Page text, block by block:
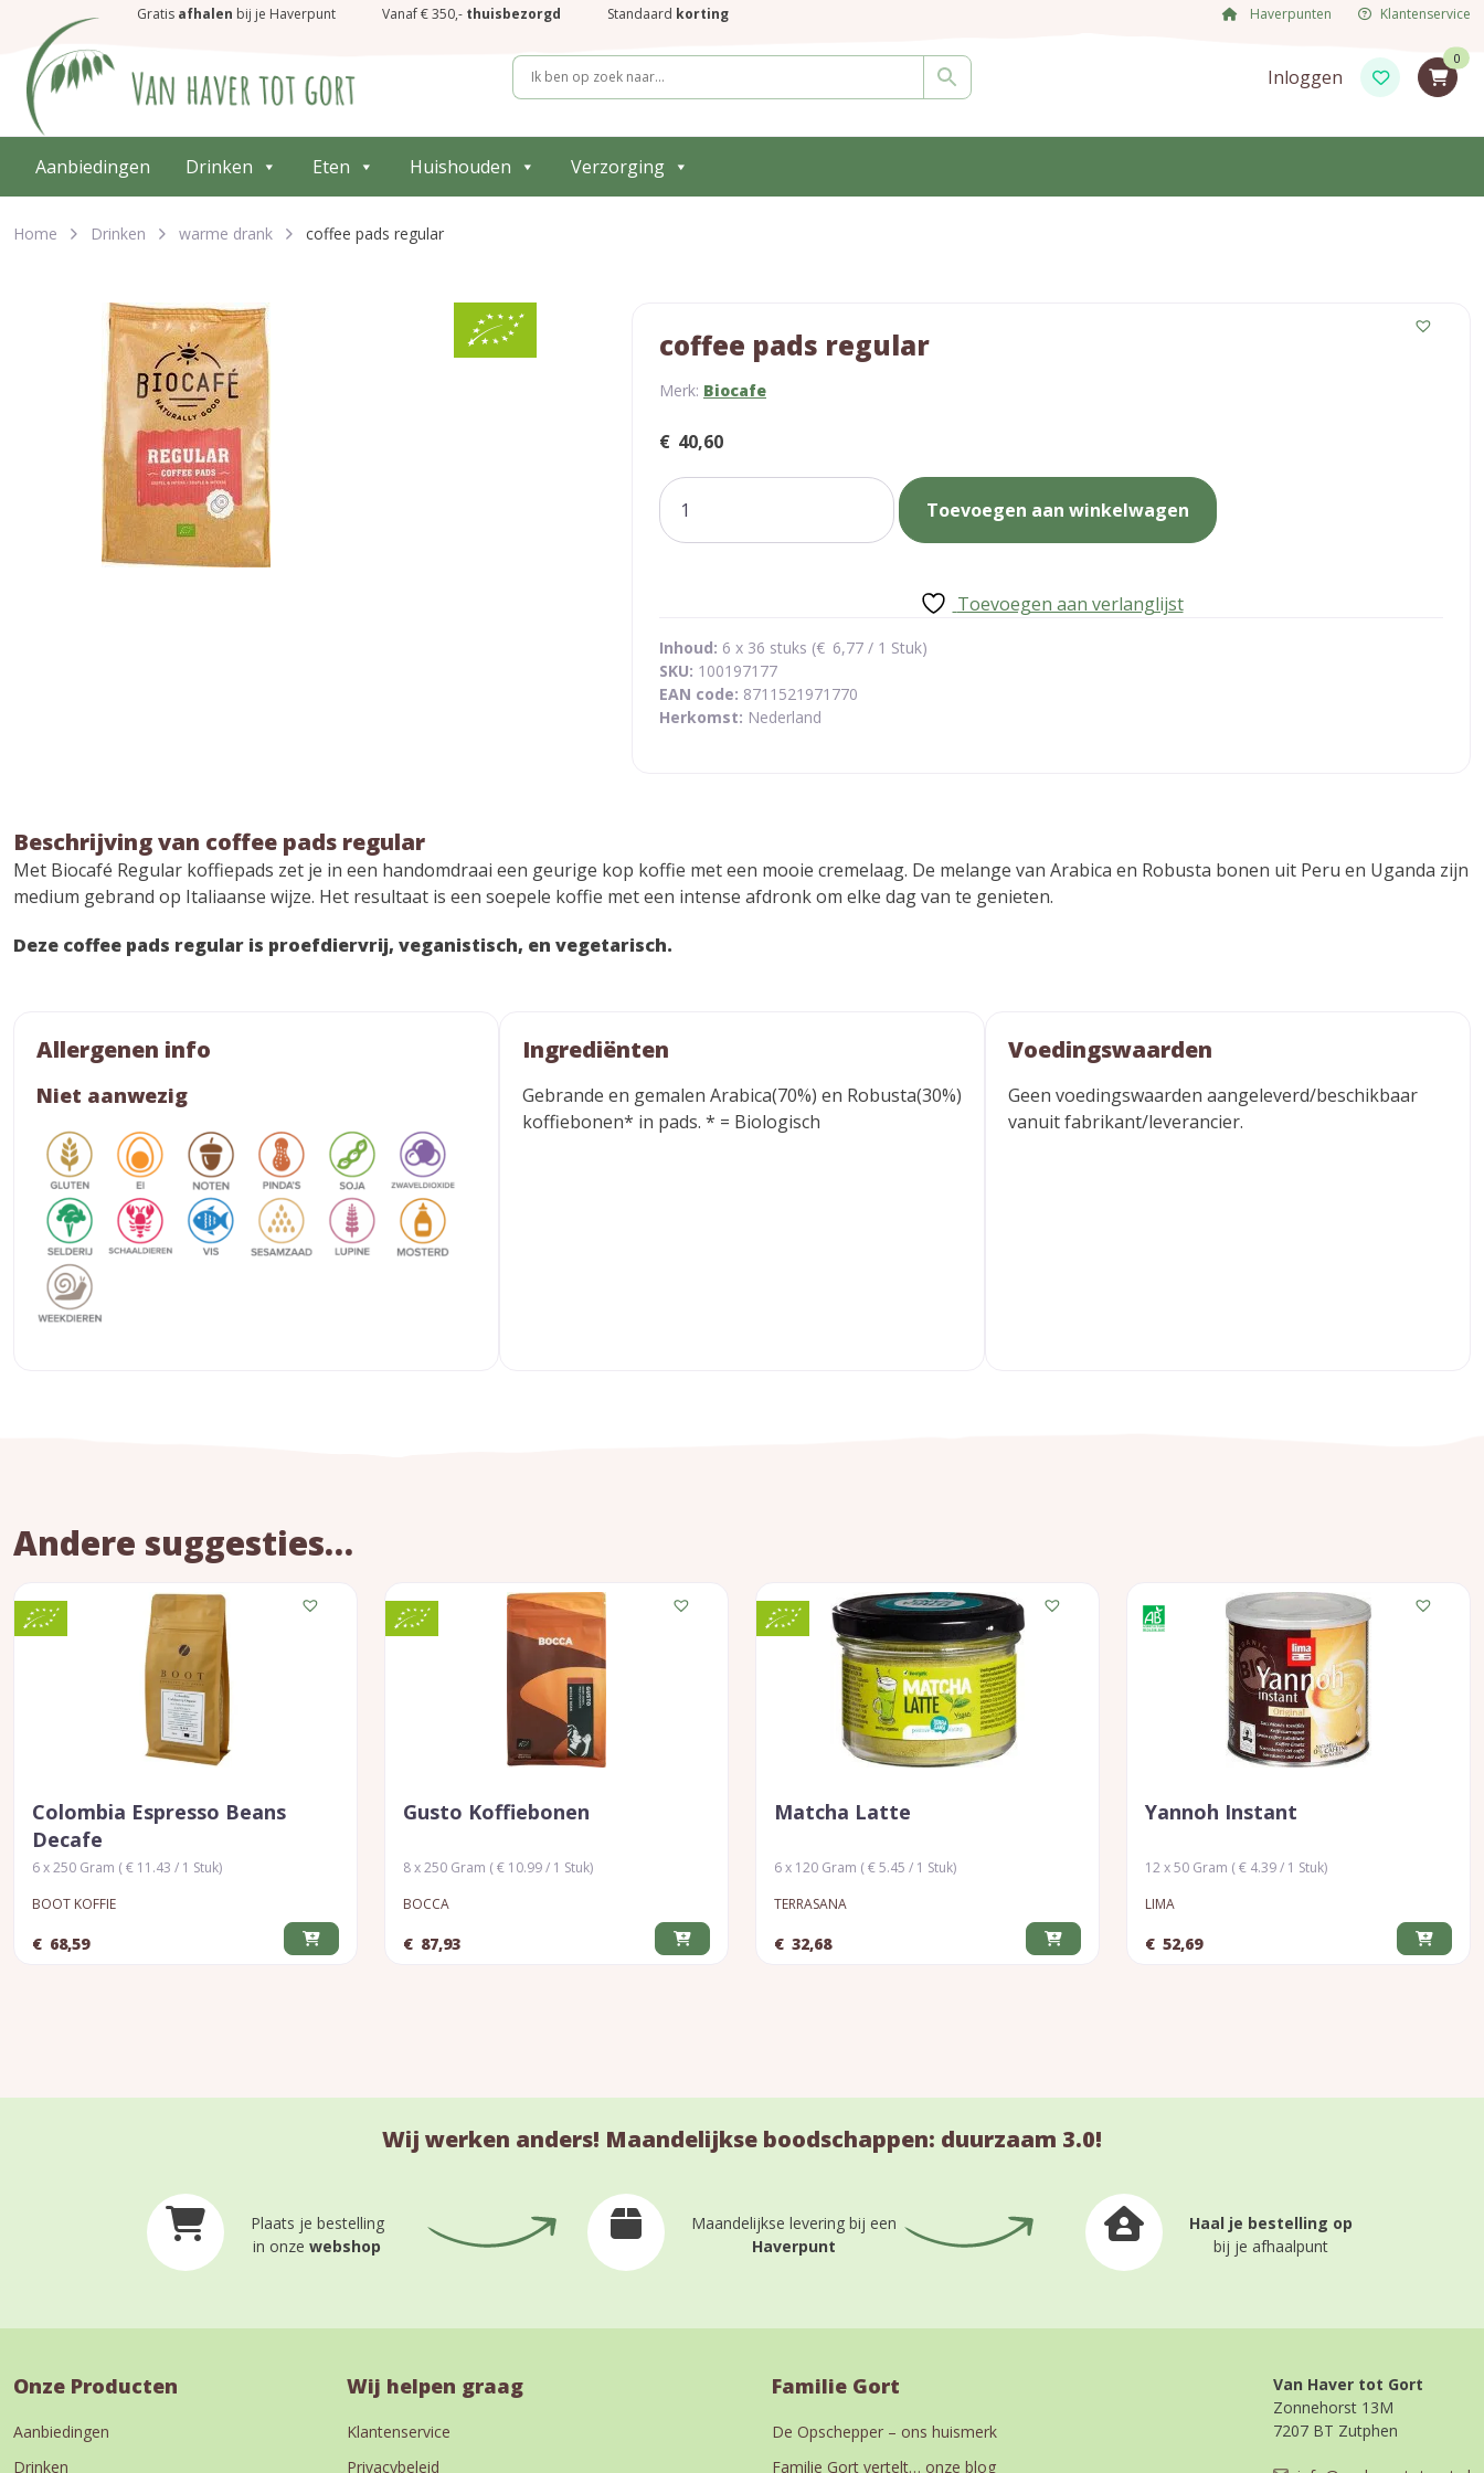
Gratis afhalen bij je Haverpunt Vanaf € 350,- thuisbezorgd Standaard korting Haverpunten Klantenservice
Inloggen
0
Aanbiedingen Drinken Eten Huishouden Verzorging
Home Drinken warme drank coffee pads regular
coffee pads regular
Merk: Biocafe
€ 40,60
coffee
pads
regular
Toevoegen aan winkelwagen
Toevoegen aan verlanglijst
Inhoud: 6 x 36 stuks (€ 6,77 / 1 Stuk)
SKU: 100197177
EAN code: 8711521971770
Herkomst: Nederland
Beschrijving van coffee pads regular
Met Biocafé Regular koffiepads zet je in een handomdraai een geurige kop koffie met een mooie cremelaag. De melange van Arabica en Robusta bonen uit Peru en Uganda zijn
medium gebrand op Italiaanse wijze. Het resultaat is een soepele koffie met een intense afdronk om elke dag van te genieten.
Deze coffee pads regular is proefdiervrij, veganistisch, en vegetarisch.
Allergenen info
Niet aanwezig
Ingrediënten
Gebrande en gemalen Arabica(70%) en Robusta(30%)
koffiebonen* in pads. * = Biologisch
Voedingswaarden
Geen voedingswaarden aangeleverd/beschikbaar
vanuit fabrikant/leverancier.
Andere suggesties…
Colombia Espresso Beans
Decafe
6 x 250 Gram ( € 11.43 / 1 Stuk)
BOOT KOFFIE
€ 68,59
Gusto Koffiebonen
8 x 250 Gram ( € 10.99 / 1 Stuk)
BOCCA
€ 87,93
Matcha Latte
6 x 120 Gram ( € 5.45 / 1 Stuk)
TERRASANA
€ 32,68
Yannoh Instant
12 x 50 Gram ( € 4.39 / 1 Stuk)
LIMA
€ 52,69
Wij werken anders! Maandelijkse boodschappen: duurzaam 3.0!
Plaats je bestelling
in onze webshop
Maandelijkse levering bij een
Haverpunt
Haal je bestelling op
bij je afhaalpunt
Onze Producten
Aanbiedingen
Drinken
Wij helpen graag
Klantenservice
Privacybeleid
Familie Gort
De Opschepper – ons huismerk
Familie Gort vertelt… onze blog
Van Haver tot Gort
Zonnehorst 13M
7207 BT Zutphen